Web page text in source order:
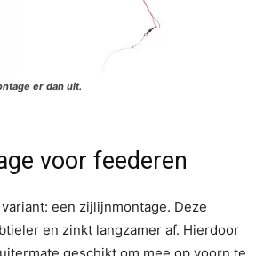
er dan uit.
voor feederen
een zijlijnmontage. Deze
en zinkt langzamer af. Hierdoor